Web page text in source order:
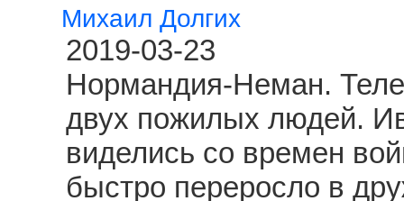
Михаил Долгих
2019-03-23
Нормандия-Неман.
двух пожилых людей.
виделись со времен
быстро переросло в